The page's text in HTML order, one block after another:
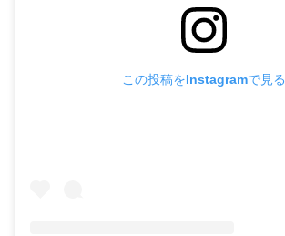
この投稿をInstagramで見る